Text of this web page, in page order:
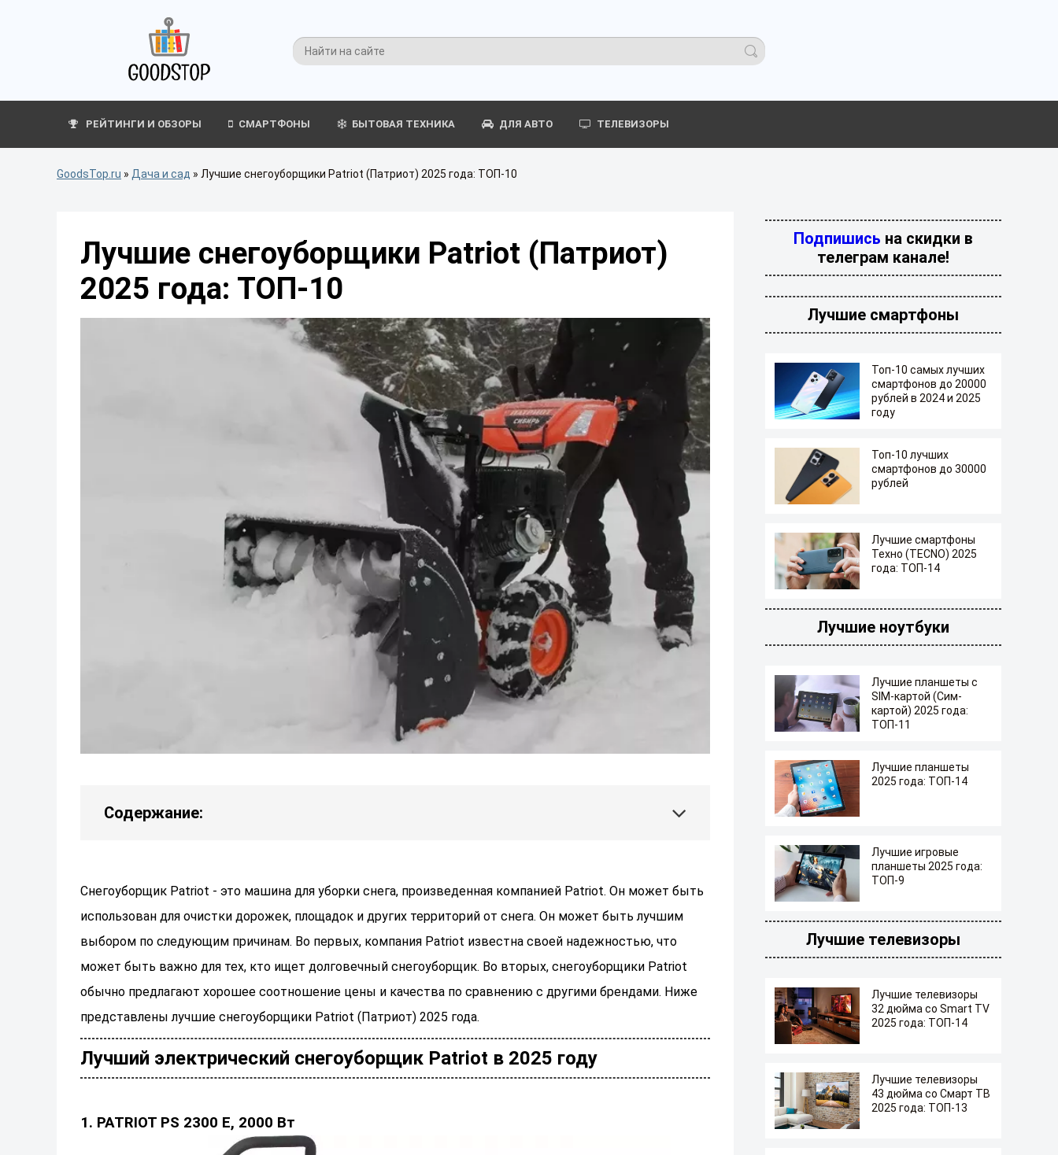
РЕЙТИНГИ И ОБЗОРЫ СМАРТФОНЫ БЫТОВАЯ ТЕХНИКА ДЛЯ АВТО ТЕЛЕВИЗОРЫ
GoodsTop.ru » Дача и сад » Лучшие снегоуборщики Patriot (Патриот) 2025 года: ТОП-10
Лучшие снегоуборщики Patriot (Патриот)
2025 года: ТОП-10
Содержание:
Снегоуборщик Patriot - это машина для уборки снега, произведенная компанией Patriot. Он может быть
использован для очистки дорожек, площадок и других территорий от снега. Он может быть лучшим
выбором по следующим причинам. Во первых, компания Patriot известна своей надежностью, что
может быть важно для тех, кто ищет долговечный снегоуборщик. Во вторых, снегоуборщики Patriot
обычно предлагают хорошее соотношение цены и качества по сравнению с другими брендами. Ниже
представлены лучшие снегоуборщики Patriot (Патриот) 2025 года.
Лучший электрический снегоуборщик Patriot в 2025 году
1. PATRIOT PS 2300 E, 2000 Вт
Подпишись на скидки в
телеграм канале!
Лучшие смартфоны
Топ-10 самых лучших
смартфонов до 20000
рублей в 2024 и 2025
году
Топ-10 лучших
смартфонов до 30000
рублей
Лучшие смартфоны
Техно (TECNO) 2025
года: ТОП-14
Лучшие ноутбуки
Лучшие планшеты с
SIM-картой (Сим-
картой) 2025 года:
ТОП-11
Лучшие планшеты
2025 года: ТОП-14
Лучшие игровые
планшеты 2025 года:
ТОП-9
Лучшие телевизоры
Лучшие телевизоры
32 дюйма со Smart TV
2025 года: ТОП-14
Лучшие телевизоры
43 дюйма со Смарт ТВ
2025 года: ТОП-13